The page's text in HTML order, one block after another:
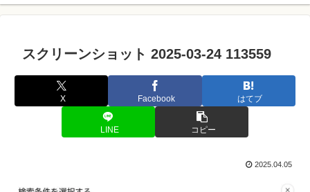
スクリーンショット 2025-03-24 113559
X Facebook はてブ
LINE コピー
2025.04.05